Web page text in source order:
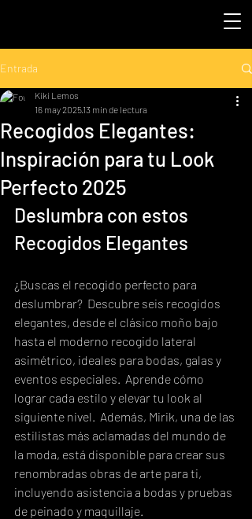
Entrada
Recogidos Elegantes:
Inspiración para tu Look
Perfecto 2025
Kiki Lemos
16 may 202513 min de lectura
Deslumbra con estos
Recogidos Elegantes
¿Buscas el recogido perfecto para
deslumbrar?  Descubre seis recogidos
elegantes, desde el clásico moño bajo
hasta el moderno recogido lateral
asimétrico, ideales para bodas, galas y
eventos especiales.  Aprende cómo
lograr cada estilo y elevar tu look al
siguiente nivel.  Además, Mirik, una de las
estilistas más aclamadas del mundo de
la moda, está disponible para crear sus
renombradas obras de arte para ti,
incluyendo asistencia a bodas y pruebas
de peinado y maquillaje.